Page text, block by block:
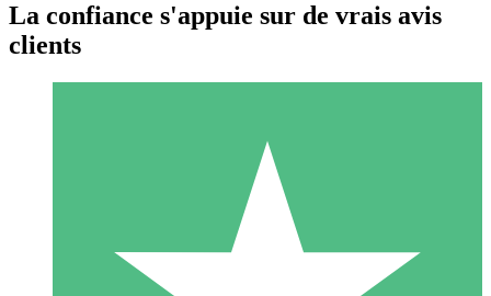
Packs de Crédits Individuels
Payez à l'utilisation avec des crédits de téléchargement. Sans
La confiance s'appuie sur de vrais avis
clients